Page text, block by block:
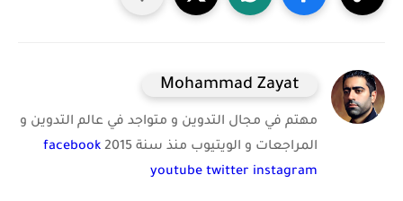
Mohammad Zayat
مهتم في مجال التدوين و متواجد في عالم التدوين و
المراجعات و الويتيوب منذ سنة 2015
facebook
youtube twitter instagram